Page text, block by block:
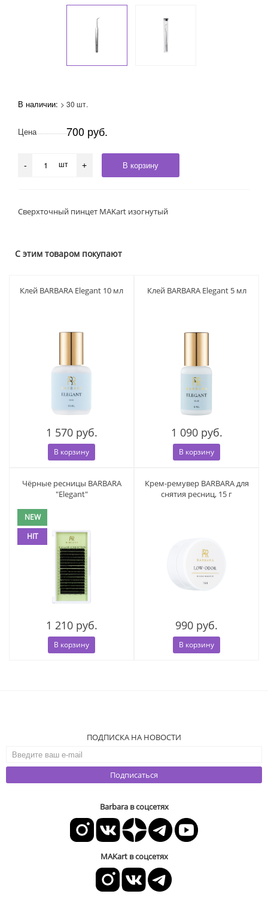
В наличии: > 30 шт.
Цена 700 руб.
- шт + В корзину
Сверхточный пинцет MAKart изогнутый
С этим товаром покупают
Клей BARBARA Elegant 10 мл
1 570 руб.
В корзину
Клей BARBARA Elegant 5 мл
1 090 руб.
В корзину
Чёрные ресницы BARBARA
"Elegant"
NEW
HIT
1 210 руб.
В корзину
Крем-ремувер BARBARA для
снятия ресниц, 15 г
990 руб.
В корзину
ПОДПИСКА НА НОВОСТИ
Подписаться
Barbara в соцсетях
MAKart в соцсетях